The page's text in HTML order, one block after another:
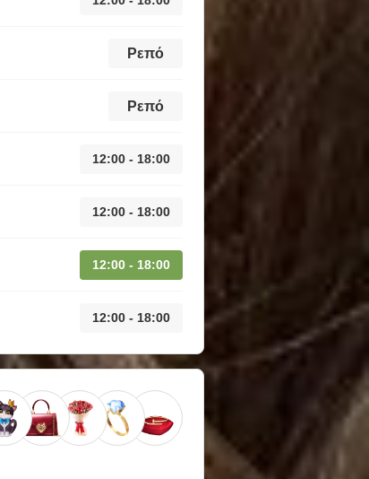
Ρεπό
Ρεπό
12:00 - 18:00
12:00 - 18:00
12:00 - 18:00
12:00 - 18:00